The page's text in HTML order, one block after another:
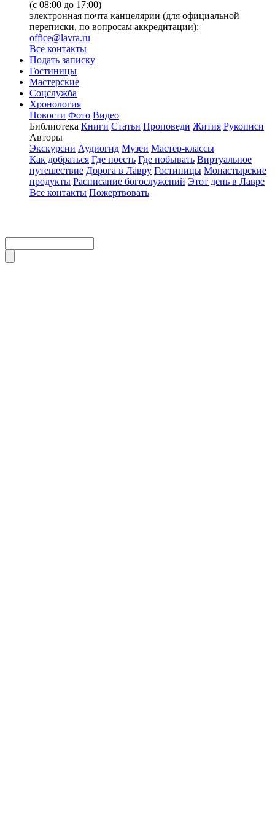
(с 08:00 до 17:00)
электронная почта канцелярии (для официальной
переписки, по вопросам аккредитации):
office@lavra.ru
Все контакты
Подать записку
Гостиницы
Мастерские
Соцслужба
Хронология
Новости Фото Видео
Библиотека Книги Статьи Проповеди Жития Рукописи
Авторы
Экскурсии Аудиогид Музеи Мастер-классы
Как добраться Где поесть Где побывать Виртуальное
путешествие Дорога в Лавру Гостиницы Монастырские
продукты Расписание богослужений Этот день в Лавре
Все контакты Пожертвовать